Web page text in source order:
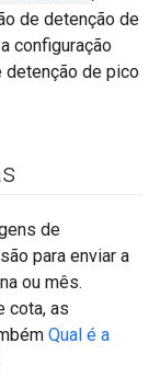
de detenção de
configuração
detenção de pico
de
para enviar a
ou mês.
cota, as
Qual é a